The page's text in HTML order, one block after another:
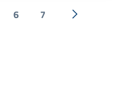
6 7 Successiva